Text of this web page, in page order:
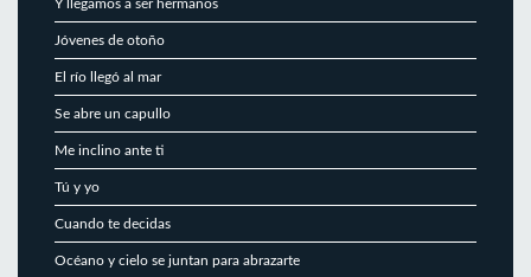
Y llegamos a ser hermanos
Jóvenes de otoño
El río llegó al mar
Se abre un capullo
Me inclino ante ti
Tú y yo
Cuando te decidas
Océano y cielo se juntan para abrazarte